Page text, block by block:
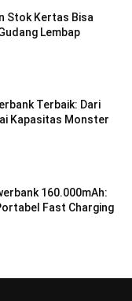
Stok Kertas Bisa
Lembap
Terbaik: Dari
Kapasitas Monster
160.000mAh:
Fast Charging